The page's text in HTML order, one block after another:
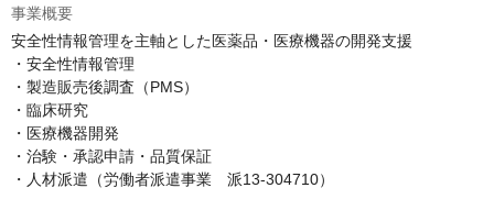
事業概要
安全性情報管理を主軸とした医薬品・医療機器の開発支援
・安全性情報管理
・製造販売後調査（PMS）
・臨床研究
・医療機器開発
・治験・承認申請・品質保証
・人材派遣（労働者派遣事業　派13-304710）